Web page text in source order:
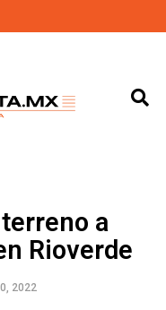
a
Rioverde
2022